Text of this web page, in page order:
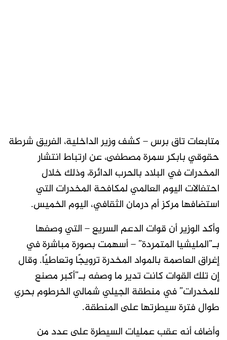
متابعات تاق برس – كشف وزير الداخلية، الفريق شرطة
حقوقي بابكر سمرة مصطفى، عن ارتباط انتشار
المخدرات في البلاد بالحرب الدائرة، وذلك خلال
احتفالات اليوم العالمي لمكافحة المخدرات التي
استضافها مركز أم درمان الثقافي، اليوم الخميس.
وأكد الوزير أن قوات الدعم السريع – التي وصفها
بـ”المليشيا المتمردة” – أسهمت بصورة مباشرة في
إغراق العاصمة بالمواد المخدرة ترويجًا وتعاطيًا. وقال
إن تلك القوات كانت تدير ما وصفه بـ”أكبر مصنع
للمخدرات” في منطقة الجيلي شمالي الخرطوم بحري
طوال فترة سيطرتها على المنطقة.
وأضاف أنه عقب عمليات السيطرة على عدد من